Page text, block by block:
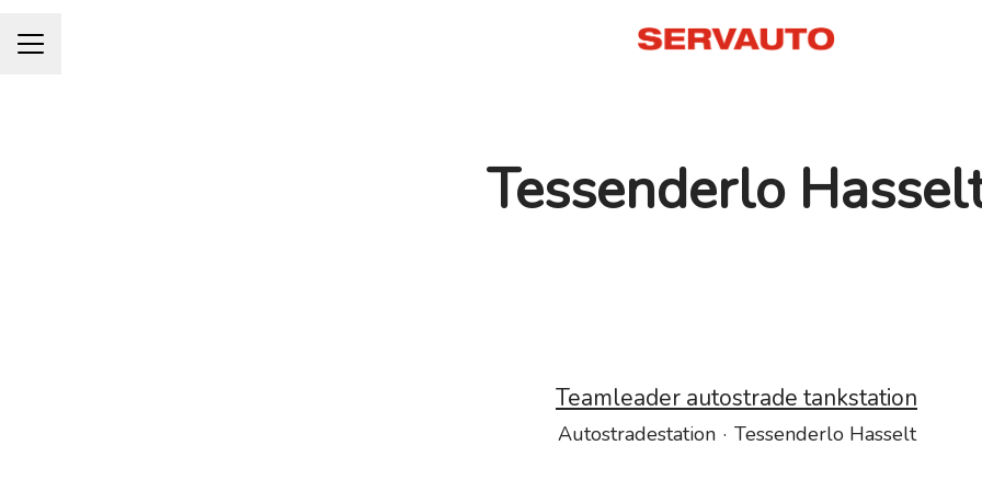
CARRIÈREMENU
Tessenderlo
Teamleader autostrade tankstation
Autostradestation · Tessenderlo Hasselt